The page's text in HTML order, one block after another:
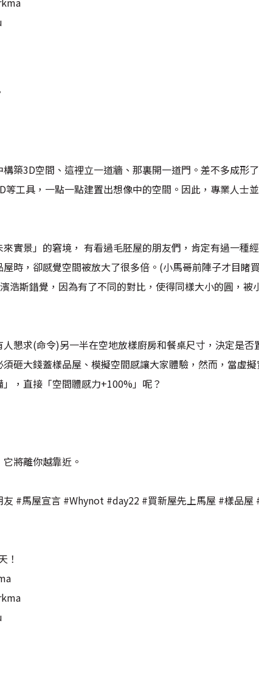
築3D空間、這裡立一道牆、那裏開一道門。差不多成形
工具，一點一點建置出想像中的空間。因此，專業人士
實景」的窘境， 有看過毛胚屋的朋友們，肯定有過一種
時，卻感覺空間被放大了很多倍。(小馬哥前陣子才目睹
浩斯錯覺，因為有了不同的對比，使得同樣大小的圓，被
懇求(命令)另一半在空地放樣廚房和餐桌尺寸，決定是否
砸大錢蓋樣品屋、模擬空間感讓大家體驗，然而，當虛
，直接「空間體感力+100%」呢？
將離你越靠近。
#馬屋宣言 #Whynot #day22 #買新屋先上馬屋 #樣品屋
！